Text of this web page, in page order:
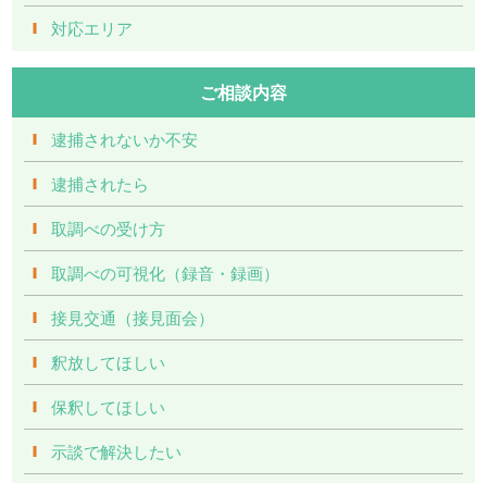
対応エリア
ご相談内容
逮捕されないか不安
逮捕されたら
取調べの受け方
取調べの可視化（録音・録画）
接見交通（接見面会）
釈放してほしい
保釈してほしい
示談で解決したい